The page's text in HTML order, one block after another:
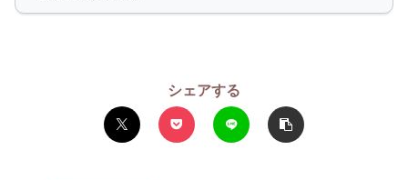
シェアする